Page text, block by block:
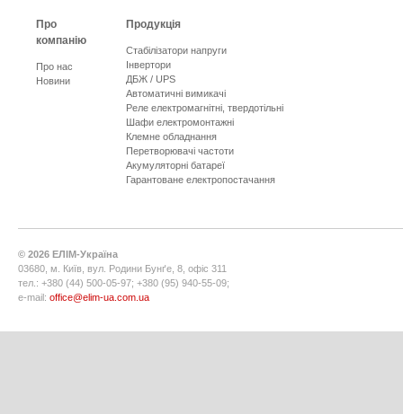
Про
компанію
Про нас
Новини
Продукція
Стабілізатори напруги
Інвертори
ДБЖ / UPS
Автоматичні вимикачі
Реле електромагнітні, твердотільні
Шафи електромонтажні
Клемне обладнання
Перетворювачі частоти
Акумуляторні батареї
Гарантоване електропостачання
© 2026 ЕЛІМ-Україна
03680, м. Київ, вул. Родини Бунґе, 8, офіс 311
тел.: +380 (44) 500-05-97; +380 (95) 940-55-09;
e-mail: office@elim-ua.com.ua